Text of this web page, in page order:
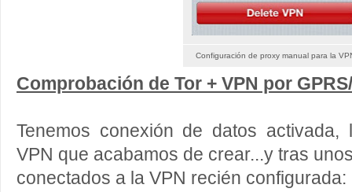
Configuración de proxy manual para la
Comprobación de Tor + VPN por
Tenemos conexión de datos activada,
VPN que acabamos de crear...y tras
conectados a la VPN recién configurada: